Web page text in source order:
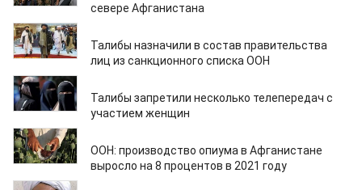
севере Афганистана
23.11.2021
Талибы назначили в состав правительства
лиц из санкционного списка ООН
22.11.2021
Талибы запретили несколько телепередач с
участием женщин
17.11.2021
ООН: производство опиума в Афганистане
выросло на 8 процентов в 2021 году
02.11.2021